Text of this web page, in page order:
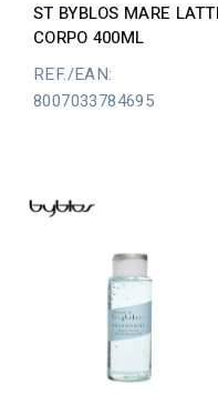
ST BYBLOS MARE
CORPO 400ML
REF./EAN:
8007033784695